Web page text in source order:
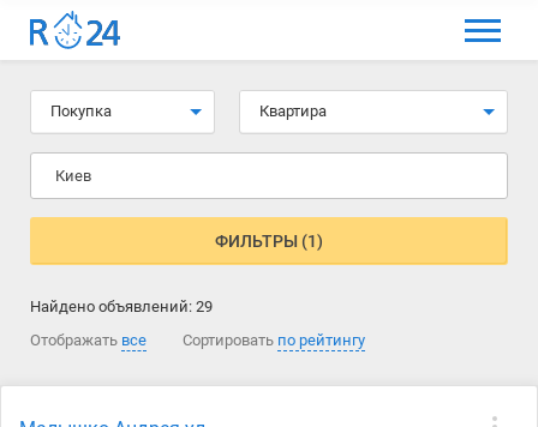
МЕНЮ
Выбрать язык
Избранные объявления
Комментарии к объявления
Как добавить объявление
Покупка Квартира
Киев
ФИЛЬТРЫ (1)
Найдено объявлений: 29
Отображать все Сортировать по рейтингу